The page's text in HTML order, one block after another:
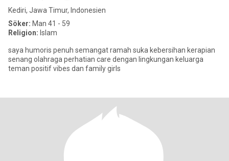
Kediri, Jawa Timur, Indonesien
Söker: Man 41 - 59
Religion: Islam
saya humoris penuh semangat ramah suka kebersihan kerapian
senang olahraga perhatian care dengan lingkungan keluarga
teman positif vibes dan family girls